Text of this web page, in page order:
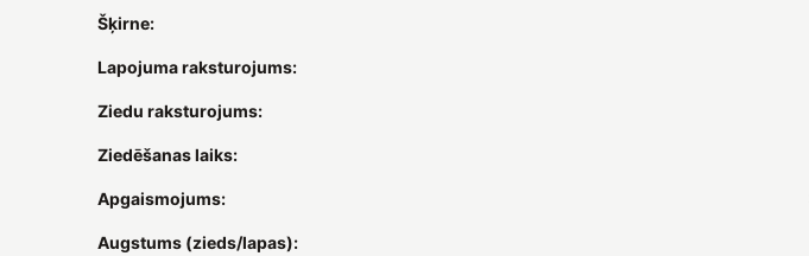
Šķirne:
Lapojuma raksturojums:
Ziedu raksturojums:
Ziedēšanas laiks:
Apgaismojums:
Augstums (zieds/lapas):